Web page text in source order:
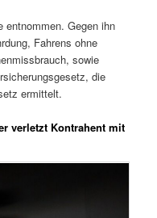
entnommen. Gegen ihn
Fahrens ohne
sowie
die
ermittelt.
verletzt Kontrahent mit